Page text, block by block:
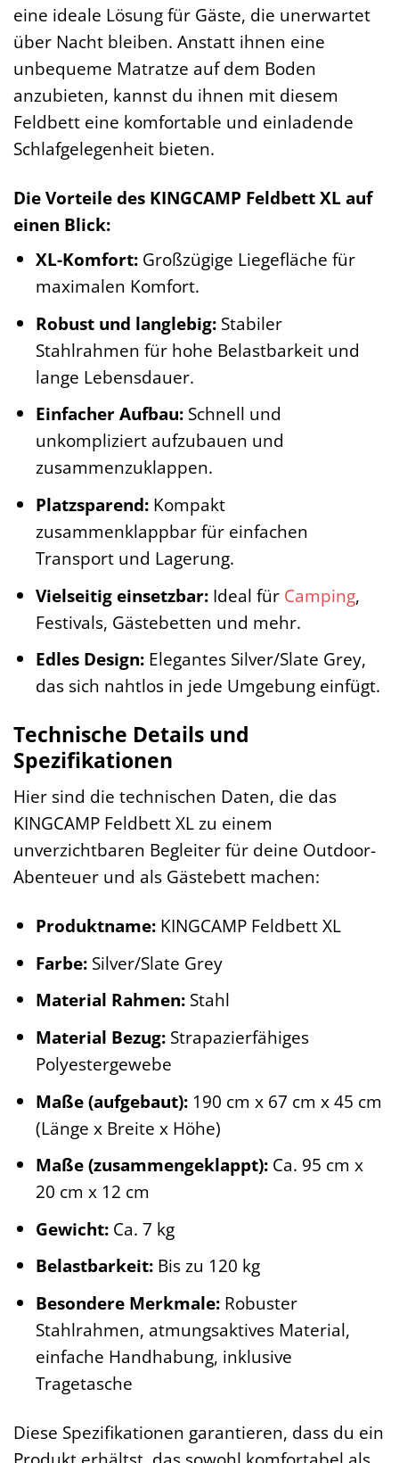
eine ideale Lösung für Gäste, die unerwartet
über Nacht bleiben. Anstatt ihnen eine
unbequeme Matratze auf dem Boden
anzubieten, kannst du ihnen mit diesem
Feldbett eine komfortable und einladende
Schlafgelegenheit bieten.
Die Vorteile des KINGCAMP Feldbett XL auf
einen Blick:
XL-Komfort:Großzügige Liegefläche für
maximalen Komfort.
Robust und langlebig:Stabiler
Stahlrahmen für hohe Belastbarkeit und
lange Lebensdauer.
Einfacher Aufbau:Schnell und
unkompliziert aufzubauen und
zusammenzuklappen.
Platzsparend:Kompakt
zusammenklappbar für einfachen
Transport und Lagerung.
Vielseitig einsetzbar:Ideal für Camping,
Festivals, Gästebetten und mehr.
Edles Design:Elegantes Silver/Slate Grey,
das sich nahtlos in jede Umgebung einfügt.
Technische Details und
Spezifikationen
Hier sind die technischen Daten, die das
KINGCAMP Feldbett XL zu einem
unverzichtbaren Begleiter für deine Outdoor-
Abenteuer und als Gästebett machen:
Produktname:KINGCAMP Feldbett XL
Farbe:Silver/Slate Grey
Material Rahmen:Stahl
Material Bezug:Strapazierfähiges
Polyestergewebe
Maße (aufgebaut):190 cm x 67 cm x 45 cm
(Länge x Breite x Höhe)
Maße (zusammengeklappt):Ca. 95 cm x
20 cm x 12 cm
Gewicht:Ca. 7 kg
Belastbarkeit:Bis zu 120 kg
Besondere Merkmale:Robuster
Stahlrahmen, atmungsaktives Material,
einfache Handhabung, inklusive
Tragetasche
Diese Spezifikationen garantieren, dass du ein